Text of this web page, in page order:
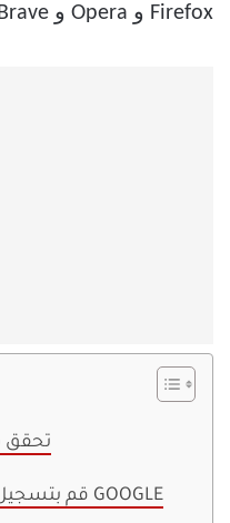
Firefox و Opera و Brave وغيرها.
1.